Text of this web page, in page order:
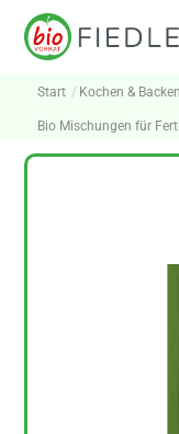
Skip
Start Kochen & Backen
Bio Mischungen für